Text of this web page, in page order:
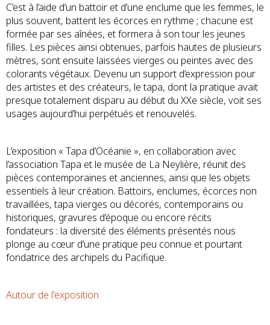
C’est à l’aide d’un battoir et d’une enclume que les femmes, le
plus souvent, battent les écorces en rythme ; chacune est
formée par ses aînées, et formera à son tour les jeunes
filles. Les pièces ainsi obtenues, parfois hautes de plusieurs
mètres, sont ensuite laissées vierges ou peintes avec des
colorants végétaux. Devenu un support d’expression pour
des artistes et des créateurs, le tapa, dont la pratique avait
presque totalement disparu au début du XXe siècle, voit ses
usages aujourd’hui perpétués et renouvelés.
L’exposition « Tapa d’Océanie », en collaboration avec
l’association Tapa et le musée de La Neylière, réunit des
pièces contemporaines et anciennes, ainsi que les objets
essentiels à leur création. Battoirs, enclumes, écorces non
travaillées, tapa vierges ou décorés, contemporains ou
historiques, gravures d’époque ou encore récits
fondateurs : la diversité des éléments présentés nous
plonge au cœur d’une pratique peu connue et pourtant
fondatrice des archipels du Pacifique.
Autour de l'exposition